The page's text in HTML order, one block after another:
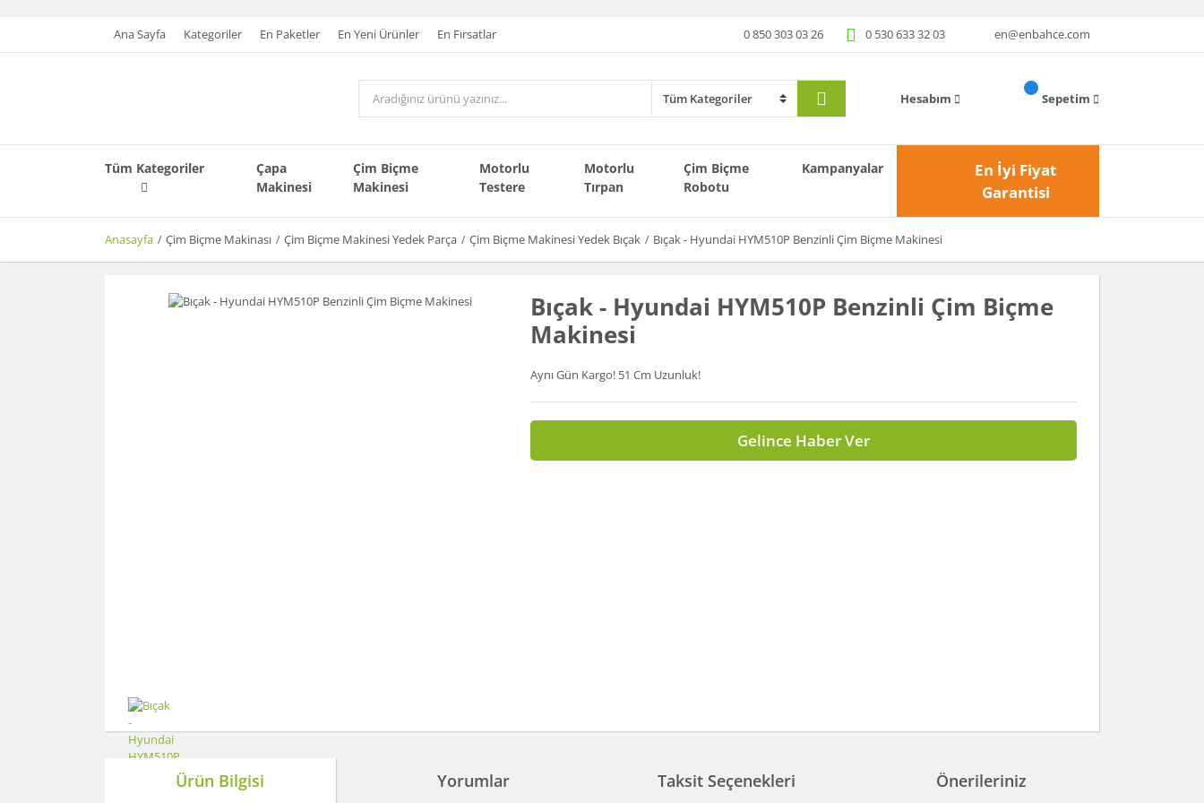
Ana Sayfa Kategoriler En Paketler En Yeni Ürünler En Fırsatlar 0 850 303 03 26 0 530 633 32 03 en@enbahce.com
Hesabım Sepetim
Tüm Kategoriler
Çapa
Makinesi
Çim Biçme
Makinesi
Motorlu
Testere
Motorlu
Tırpan
Çim Biçme
Robotu
Kampanyalar
En İyi Fiyat
Garantisi
Anasayfa Çim Biçme Makinası Çim Biçme Makinesi Yedek Parça Çim Biçme Makinesi Yedek Bıçak Bıçak - Hyundai HYM510P Benzinli Çim Biçme Makinesi
Bıçak - Hyundai HYM510P Benzinli Çim Biçme
Makinesi
Aynı Gün Kargo! 51 Cm Uzunluk!
Gelince Haber Ver
Ürün Bilgisi Yorumlar Taksit Seçenekleri Önerileriniz